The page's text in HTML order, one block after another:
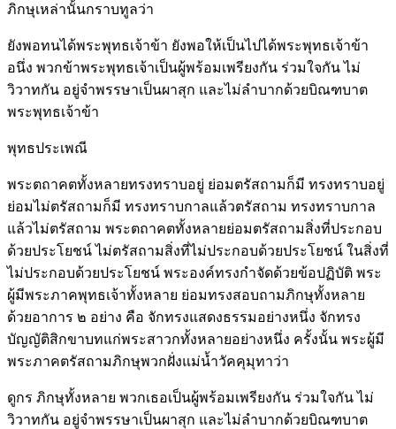
ภิกษุเหล่านั้นกราบทูลว่า
ยังพอทนได้พระพุทธเจ้าข้า ยังพอให้เป็นไปได้พระพุทธเจ้าข้า
อนึ่ง พวกข้าพระพุทธเจ้าเป็นผู้พร้อมเพรียงกัน ร่วมใจกัน ไม่
วิวาทกัน อยู่จำพรรษาเป็นผาสุก และไม่ลำบากด้วยบิณฑบาต
พระพุทธเจ้าข้า
พุทธประเพณี
พระตถาคตทั้งหลายทรงทราบอยู่ ย่อมตรัสถามก็มี ทรงทราบอยู่
ย่อมไม่ตรัสถามก็มี ทรงทราบกาลแล้วตรัสถาม ทรงทราบกาล
แล้วไม่ตรัสถาม พระตถาคตทั้งหลายย่อมตรัสถามสิ่งที่ประกอบ
ด้วยประโยชน์ ไม่ตรัสถามสิ่งที่ไม่ประกอบด้วยประโยชน์ ในสิ่งที่
ไม่ประกอบด้วยประโยชน์ พระองค์ทรงกำจัดด้วยข้อปฏิบัติ พระ
ผู้มีพระภาคพุทธเจ้าทั้งหลาย ย่อมทรงสอบถามภิกษุทั้งหลาย
ด้วยอาการ ๒ อย่าง คือ จักทรงแสดงธรรมอย่างหนึ่ง จักทรง
บัญญัติสิกขาบทแก่พระสาวกทั้งหลายอย่างหนึ่ง ครั้งนั้น พระผู้มี
พระภาคตรัสถามภิกษุพวกฝั่งแม่น้ำวัคคุมุทาว่า
ดูกร ภิกษุทั้งหลาย พวกเธอเป็นผู้พร้อมเพรียงกัน ร่วมใจกัน ไม่
วิวาทกัน อยู่จำพรรษาเป็นผาสุก และไม่ลำบากด้วยบิณฑบาต